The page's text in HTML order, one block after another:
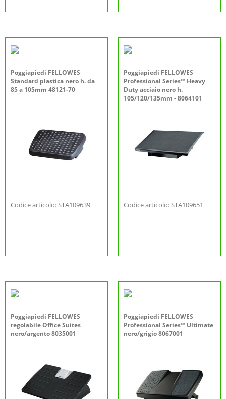
Poggiapiedi FELLOWES
Standard plastica nero h. da
85 a 105mm 48121-70
Codice articolo: STA109639
Poggiapiedi FELLOWES
Professional Series™ Heavy
Duty acciaio nero h.
105/120/135mm - 8064101
Codice articolo: STA109651
Poggiapiedi FELLOWES
regolabile Office Suites
nero/argento 8035001
Poggiapiedi FELLOWES
Professional Series™ Ultimate
nero/grigio 8067001